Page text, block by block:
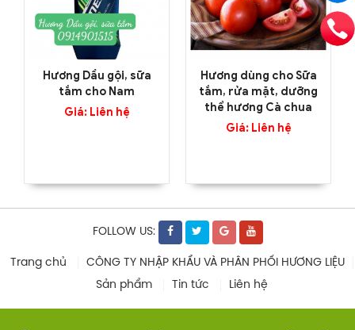
Hương Dầu gội, sữa
tắm cho Nam
Giá: Liên hệ
Hương dùng cho Sữa
tắm, rửa mặt, dưỡng
thể hương Cà chua
Giá: Liên hệ
FOLLOW US:
Trang chủ
CÔNG TY NHẬP KHẨU VÀ PHÂN PHỐI HƯƠNG LIỆU
Sản phẩm
Tin tức Liên hệ